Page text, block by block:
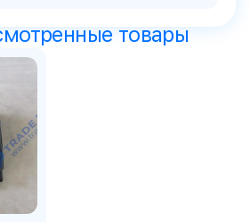
товары